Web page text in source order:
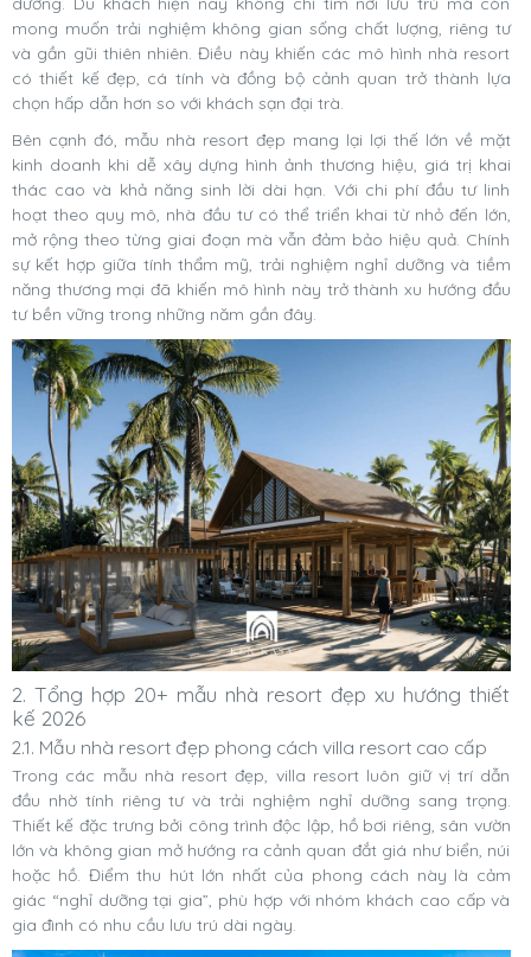
mong muốn trải nghiệm không gian sống chất lượng, riêng tư
và gần gũi thiên nhiên. Điều này khiến các mô hình nhà resort
có thiết kế đẹp, cá tính và đồng bộ cảnh quan trở thành lựa
chọn hấp dẫn hơn so với khách sạn đại trà.
Bên cạnh đó, mẫu nhà resort đẹp mang lại lợi thế lớn về mặt
kinh doanh khi dễ xây dựng hình ảnh thương hiệu, giá trị khai
thác cao và khả năng sinh lời dài hạn. Với chi phí đầu tư linh
hoạt theo quy mô, nhà đầu tư có thể triển khai từ nhỏ đến lớn,
mở rộng theo từng giai đoạn mà vẫn đảm bảo hiệu quả. Chính
sự kết hợp giữa tính thẩm mỹ, trải nghiệm nghỉ dưỡng và tiềm
năng thương mại đã khiến mô hình này trở thành xu hướng đầu
tư bền vững trong những năm gần đây.
2. Tổng hợp 20+ mẫu nhà resort đẹp xu hướng thiết
kế 2026
2.1. Mẫu nhà resort đẹp phong cách villa resort cao cấp
Trong các mẫu nhà resort đẹp, villa resort luôn giữ vị trí dẫn
đầu nhờ tính riêng tư và trải nghiệm nghỉ dưỡng sang trọng.
Thiết kế đặc trưng bởi công trình độc lập, hồ bơi riêng, sân vườn
lớn và không gian mở hướng ra cảnh quan đắt giá như biển, núi
hoặc hồ. Điểm thu hút lớn nhất của phong cách này là cảm
giác “nghỉ dưỡng tại gia”, phù hợp với nhóm khách cao cấp và
gia đình có nhu cầu lưu trú dài ngày.